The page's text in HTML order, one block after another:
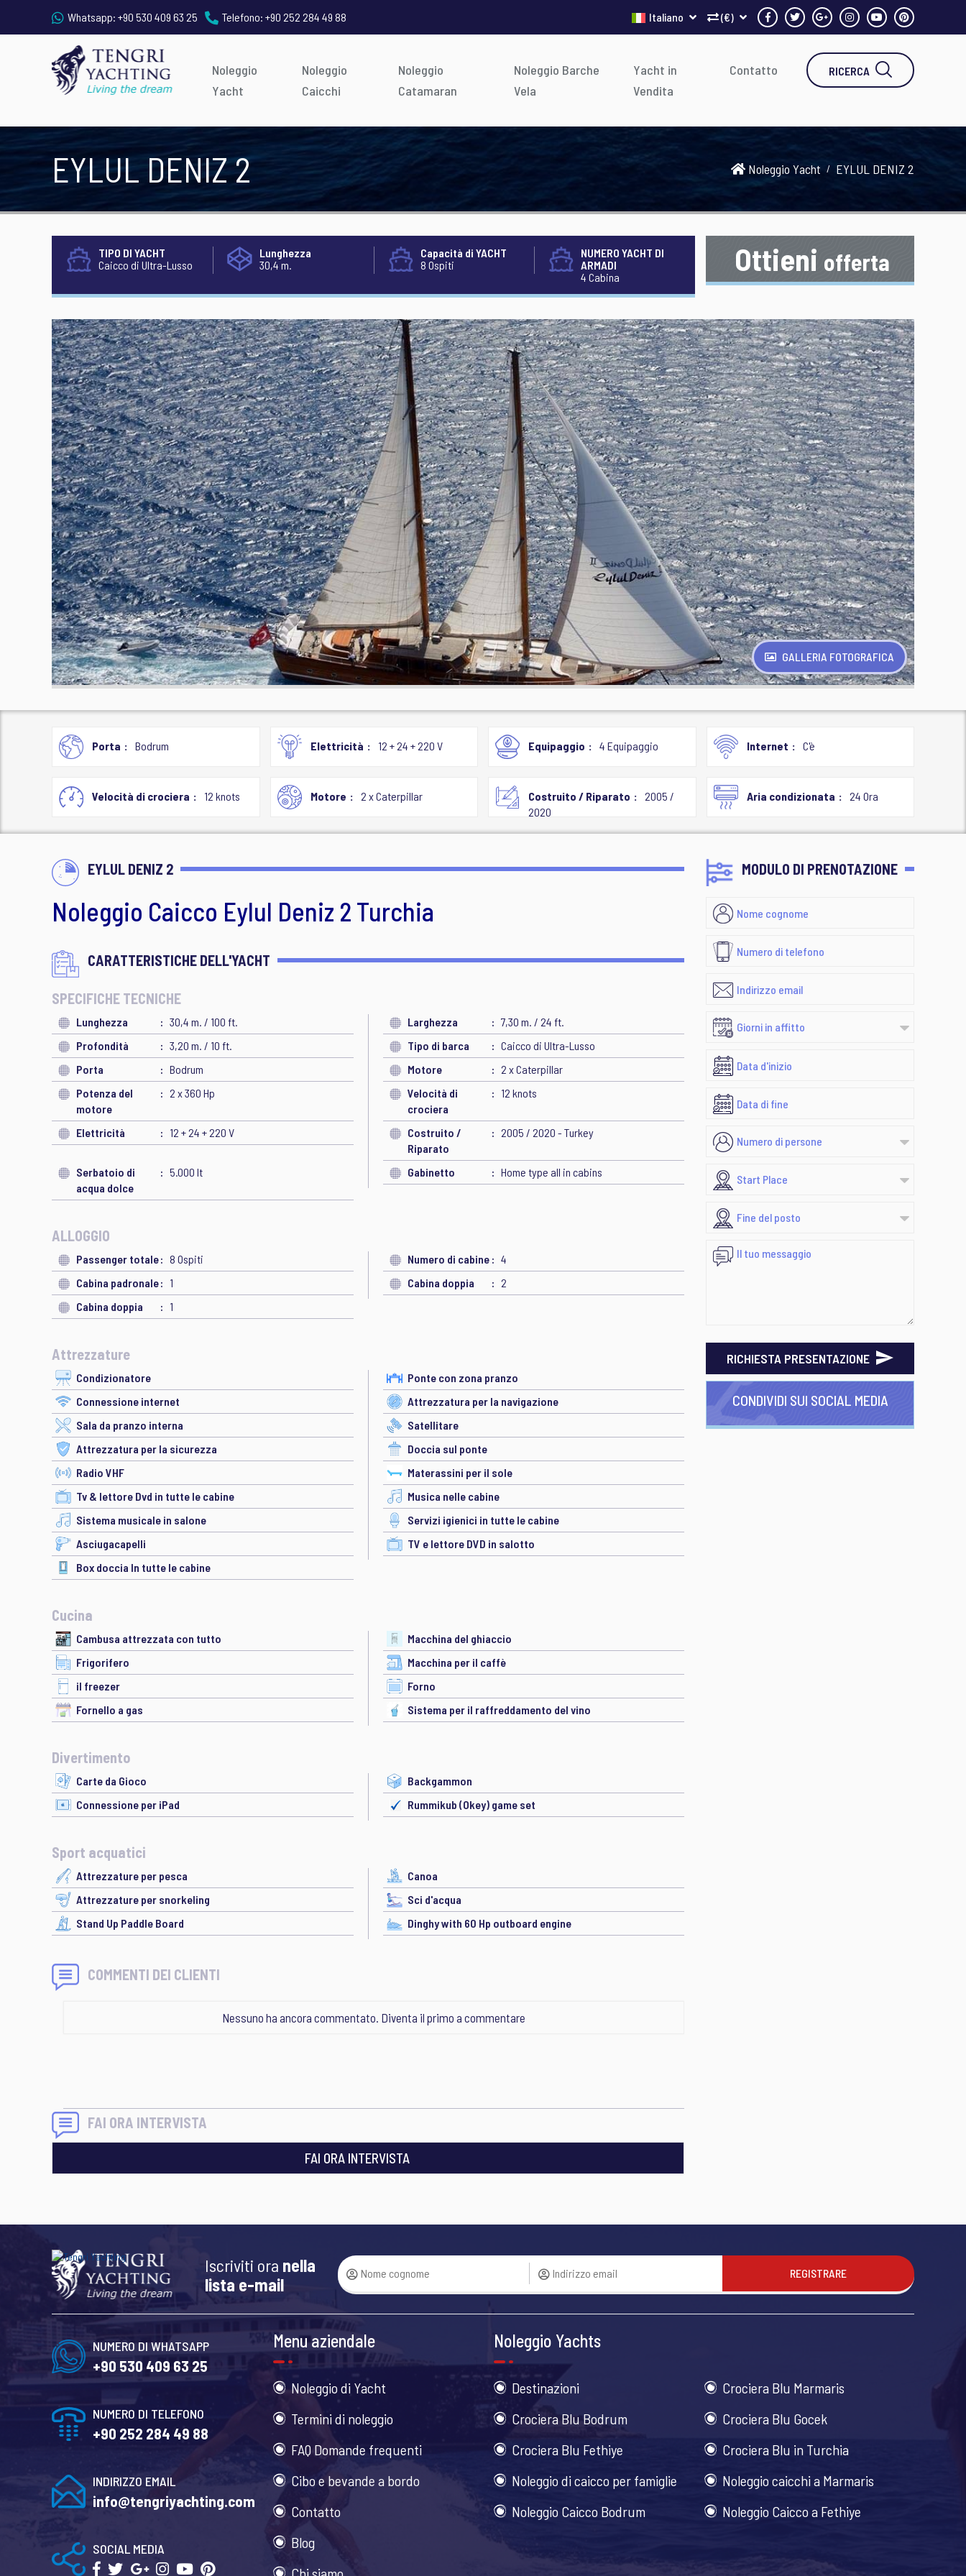
Whatsapp: +90 530 409 63 25 Telefono: +90 252 284 49 88 (€)
Italiano
Noleggio
Yacht
Noleggio
Caicchi
Noleggio
Catamaran
Noleggio Barche
Vela
Yacht in
Vendita
Contatto RICERCA
EYLUL DENIZ 2 Noleggio Yacht EYLUL DENIZ 2
TIPO DI YACHT
Caicco di Ultra-Lusso
Lunghezza
30,4 m.
Capacità di YACHT
8 Ospiti
NUMERO YACHT DI
ARMADI
4 Cabina
Ottieni offerta
GALLERIA FOTOGRAFICA
Porta Bodrum Elettricità 12 + 24 + 220 V Equipaggio 4 Equipaggio Internet C'è
Velocità di crociera 12 knots Motore 2 x Caterpillar Costruito / Riparato
2005 /
2020
Aria condizionata 24 Ora
EYLUL DENIZ 2
Noleggio Caicco Eylul Deniz 2 Turchia
CARATTERISTICHE DELL'YACHT
SPECIFICHE TECNICHE
Lunghezza 30,4 m. / 100 ft. Larghezza
7,30 m. / 24 ft.
Profondità
3,20 m. / 10 ft. Tipo di barca
Caicco di Ultra-Lusso
Porta
Bodrum Motore
2 x Caterpillar
Potenza del
motore
2 x 360 Hp
Velocità di
crociera
12 knots
Elettricità 12 + 24 + 220 V
Costruito /
Riparato
2005 / 2020 - Turkey
Serbatoio di
acqua dolce
5.000 lt Gabinetto Home type all in cabins
ALLOGGIO
Passenger totale 8 Ospiti Numero di cabine
4
Cabina padronale
1 Cabina doppia
2
Cabina doppia
1
Attrezzature
Condizionatore
Ponte con zona pranzo
Connessione internet
Attrezzatura per la navigazione
Sala da pranzo interna
Satellitare
Attrezzatura per la sicurezza
Doccia sul ponte
Radio VHF
Materassini per il sole
Tv & lettore Dvd in tutte le cabine
Musica nelle cabine
Sistema musicale in salone
Servizi igienici in tutte le cabine
Asciugacapelli
TV e lettore DVD in salotto
Box doccia In tutte le cabine
Cucina
Cambusa attrezzata con tutto
Macchina del ghiaccio
Frigorifero
Macchina per il caffè
il freezer
Forno
Fornello a gas
Sistema per il raffreddamento del vino
Divertimento
Carte da Gioco
Backgammon
Connessione per iPad
Rummikub (Okey) game set
Sport acquatici
Attrezzature per pesca
Canoa
Attrezzature per snorkeling
Sci d'acqua
Stand Up Paddle Board
Dinghy with 60 Hp outboard engine
COMMENTI DEI CLIENTI
Nessuno ha ancora commentato. Diventa il primo a commentare
FAI ORA INTERVISTA
FAI ORA INTERVISTA
MODULO DI PRENOTAZIONE
RICHIESTA PRESENTAZIONE
CONDIVIDI SUI SOCIAL MEDIA
Iscriviti ora nella
lista e-mail
REGISTRARE
NUMERO DI WHATSAPP
+90 530 409 63 25
NUMERO DI TELEFONO
+90 252 284 49 88
INDIRIZZO EMAIL
info@tengriyachting.com
SOCIAL MEDIA
Menu aziendale
Noleggio di Yacht
Termini di noleggio
FAQ Domande frequenti
Cibo e bevande a bordo
Contatto
Blog
Noleggio Yachts
Destinazioni
Crociera Blu Marmaris
Crociera Blu Bodrum
Crociera Blu Gocek
Crociera Blu Fethiye
Crociera Blu in Turchia
Noleggio di caicco per famiglie
Noleggio caicchi a Marmaris
Noleggio Caicco Bodrum
Noleggio Caicco a Fethiye